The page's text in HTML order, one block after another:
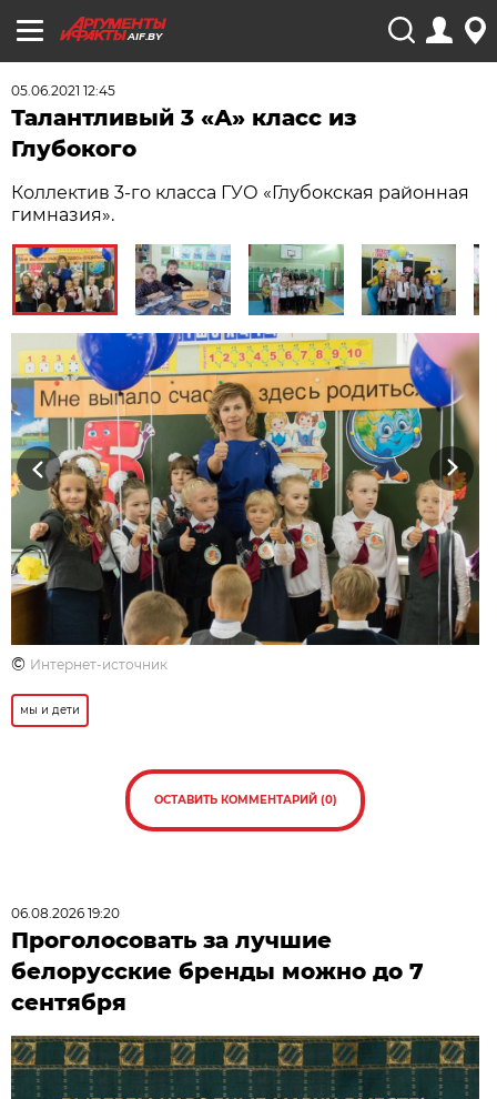
AIF.BY
05.06.2021 12:45
Талантливый 3 «А» класс из
Глубокого
Коллектив 3-го класса ГУО «Глубокская районная
гимназия».
Previous Next
© Интернет-источник
мы и дети
ОСТАВИТЬ КОММЕНТАРИЙ (0)
06.08.2026 19:20
Проголосовать за лучшие
белорусские бренды можно до 7
сентября